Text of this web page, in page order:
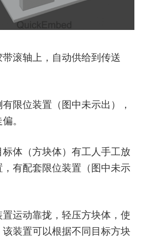
滚轴上，自动供给到传送
限位装置（图中未示出），
。
体（方块体）有工人手工放
有配套限位装置（图中未示
运动靠拢，轻压方块体，使
装置可以根据不同目标方块